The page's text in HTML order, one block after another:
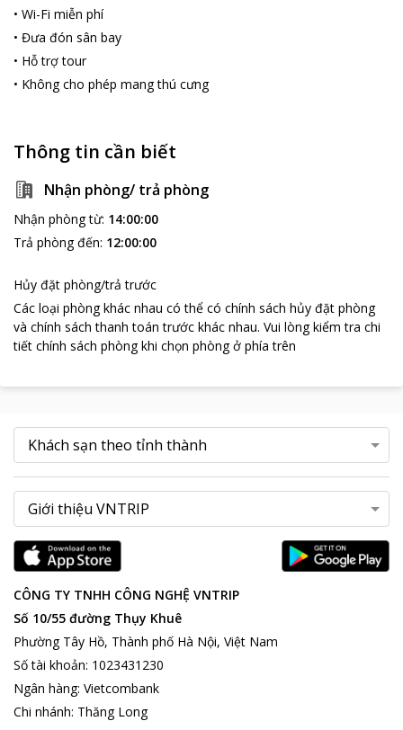
• Wi-Fi miễn phí
• Đưa đón sân bay
• Hỗ trợ tour
• Không cho phép mang thú cưng
Thông tin cần biết
Nhận phòng/ trả phòng
Nhận phòng từ: 14:00:00
Trả phòng đến: 12:00:00
Hủy đặt phòng/trả trước
Các loại phòng khác nhau có thể có chính sách hủy đặt phòng
và chính sách thanh toán trước khác nhau. Vui lòng kiểm tra chi
tiết chính sách phòng khi chọn phòng ở phía trên
CÔNG TY TNHH CÔNG NGHỆ VNTRIP
Số 10/55 đường Thụy Khuê
Phường Tây Hồ, Thành phố Hà Nội, Việt Nam
Số tài khoản: 1023431230
Ngân hàng: Vietcombank
Chi nhánh: Thăng Long